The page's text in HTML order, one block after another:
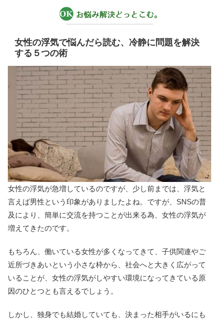
女性の浮気で悩んだら読む、冷静に問題を解決
する５つの術
女性の浮気が急増しているのですが、少し前までは、浮気と
言えば男性という印象がありましたよね。ですが、SNSの普
及により、簡単に交流を持つことが出来る為、女性の浮気が
増えてきたのです。
もちろん、働いている女性が多くなってきて、子供関連やご
近所づきあいという小さな枠から、社会へと大きく広がって
いることが、女性の浮気がしやすい環境になってきている原
因のひとつとも言えるでしょう。
しかし、独身でも結婚していても、決まった相手がいるにも